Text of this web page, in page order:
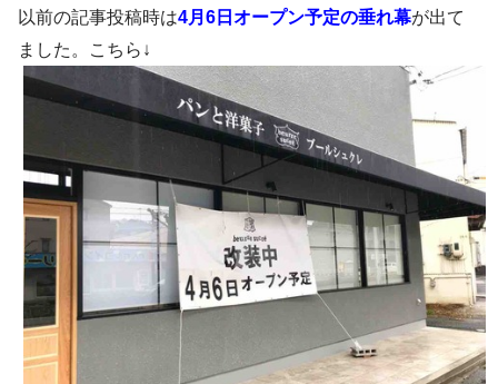
以前の記事投稿時は4月6日オープン予定の垂れ幕が出て
ました。こちら↓